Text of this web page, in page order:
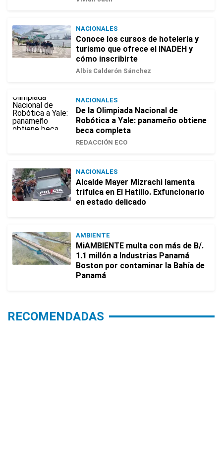
NACIONALES
Conoce los cursos de hotelería y
turismo que ofrece el INADEH y
cómo inscribirte
Albis Calderón Sánchez
NACIONALES
De la Olimpiada Nacional de
Robótica a Yale: panameño obtiene
beca completa
REDACCIÓN ECO
NACIONALES
Alcalde Mayer Mizrachi lamenta
trifulca en El Hatillo. Exfuncionario
en estado delicado
AMBIENTE
MiAMBIENTE multa con más de B/.
1.1 millón a Industrias Panamá
Boston por contaminar la Bahía de
Panamá
RECOMENDADAS